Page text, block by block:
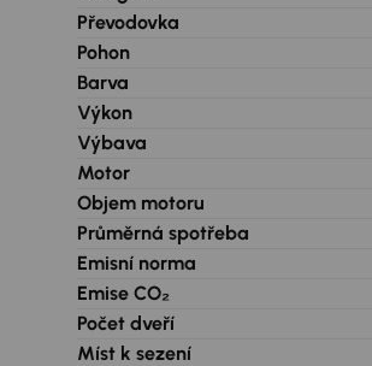
Převodovka
Pohon
Barva
Výkon
Výbava
Motor
Objem motoru
Průměrná spotřeba
Emisní norma
Emise CO₂
Počet dveří
Míst k sezení